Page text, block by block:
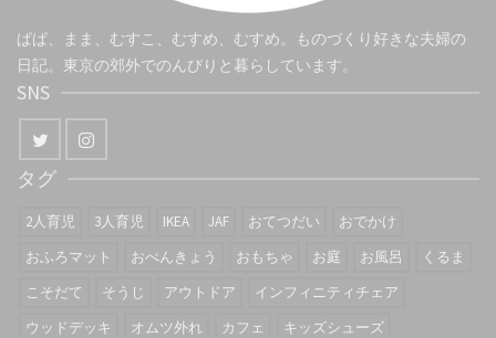
ぱぱ、まま、むすこ、むすめ、むすめ。ものづくり好きな夫婦の
日記。東京の郊外でのんびりと暮らしています。
SNS
タグ
2人育児 3人育児 IKEA JAF おてつだい
おでかけ
おふろマット
おべんきょう おもちゃ お庭 お風呂
くるま
こそだて
そうじ アウトドア
インフィニティチェア
ウッドデッキ
オムツ外れ カフェ
キッズシューズ